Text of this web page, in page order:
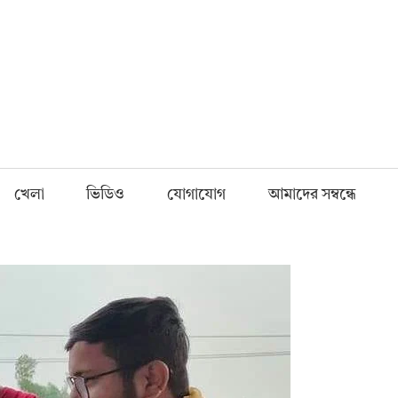
খেলা ভিডিও যোগাযোগ আমাদের সম্বন্ধে